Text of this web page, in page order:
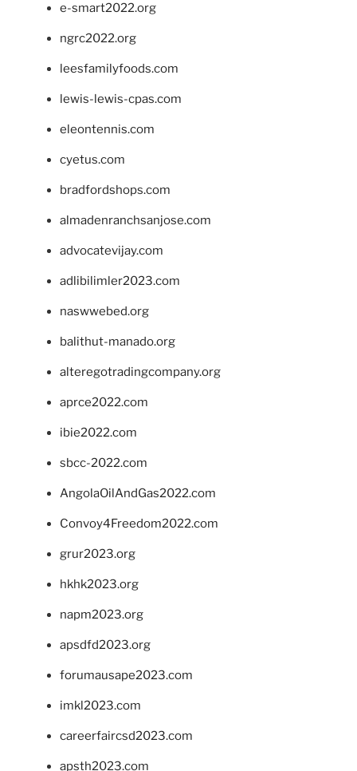
e-smart2022.org
ngrc2022.org
leesfamilyfoods.com
lewis-lewis-cpas.com
eleontennis.com
cyetus.com
bradfordshops.com
almadenranchsanjose.com
advocatevijay.com
adlibilimler2023.com
naswwebed.org
balithut-manado.org
alteregotradingcompany.org
aprce2022.com
ibie2022.com
sbcc-2022.com
AngolaOilAndGas2022.com
Convoy4Freedom2022.com
grur2023.org
hkhk2023.org
napm2023.org
apsdfd2023.org
forumausape2023.com
imkl2023.com
careerfaircsd2023.com
apsth2023.com